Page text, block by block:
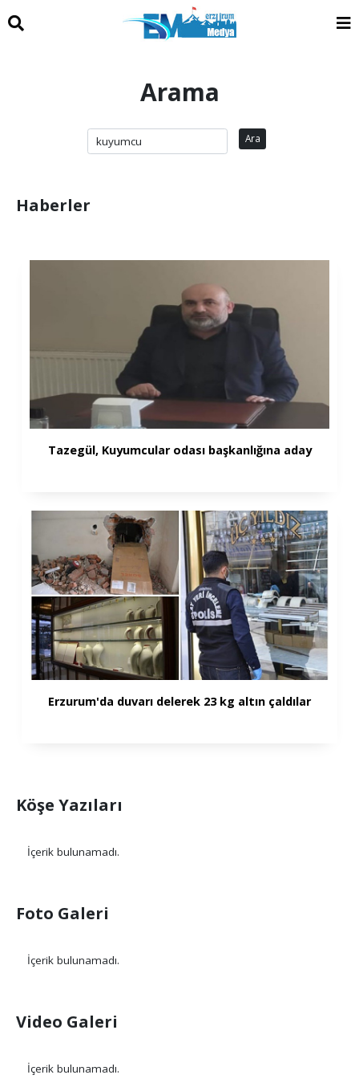
Arama
Ara
Haberler
Tazegül, Kuyumcular odası başkanlığına aday
Erzurum'da duvarı delerek 23 kg altın çaldılar
Köşe Yazıları
İçerik bulunamadı.
Foto Galeri
İçerik bulunamadı.
Video Galeri
İçerik bulunamadı.